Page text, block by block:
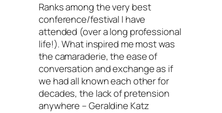
Ranks among the very best
conference/festival I have
attended (over a long professional
life!). What inspired me most was
the camaraderie, the ease of
conversation and exchange as if
we had all known each other for
decades, the lack of pretension
anywhere – Geraldine Katz